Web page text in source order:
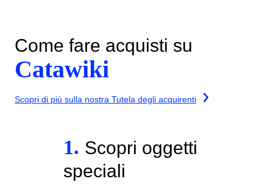
Come fare acquisti su
Catawiki
Scopri di più sulla nostra Tutela degli acquirenti
1. Scopri oggetti
speciali